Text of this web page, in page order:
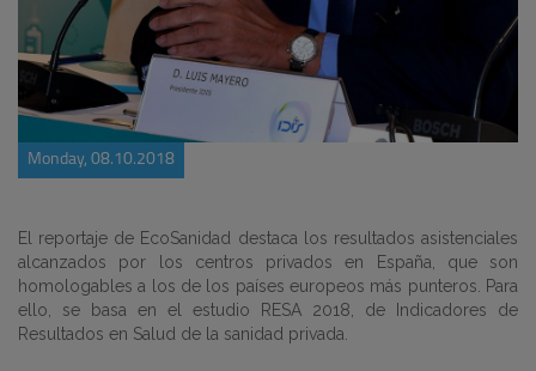
Monday, 08.10.2018
El reportaje de EcoSanidad destaca los resultados asistenciales
alcanzados por los centros privados en España, que son
homologables a los de los países europeos más punteros. Para
ello, se basa en el estudio RESA 2018, de Indicadores de
Resultados en Salud de la sanidad privada.